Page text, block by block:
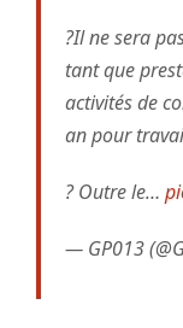
?Il ne sera
tant que
activités de
an pour
? Outre le…
— GP013